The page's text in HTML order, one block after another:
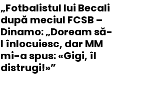
„Fotbalistul lui Becali
după meciul FCSB –
Dinamo: „Doream să-
l înlocuiesc, dar MM
mi-a spus: «Gigi, îl
distrugi!»”